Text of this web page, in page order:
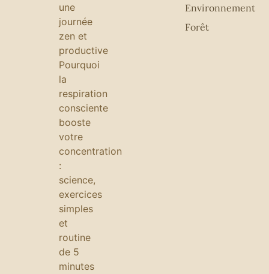
une
journée
zen et
productive
Pourquoi
la
respiration
consciente
booste
votre
concentration
:
science,
exercices
simples
et
routine
de 5
minutes
Environnement
Forêt